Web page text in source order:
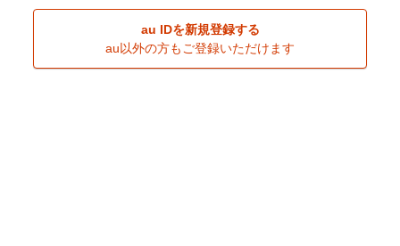
au IDを新規登録する
au以外の方もご登録いただけます